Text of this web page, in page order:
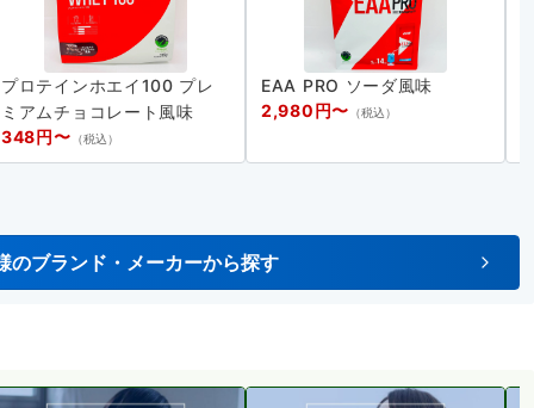
プロテインホエイ100 プレ
ミアムチョコレート風味
348円〜 （税込）
EAA PRO ソーダ風味
2,980円〜 （税込）
のブランド・メーカーから探す